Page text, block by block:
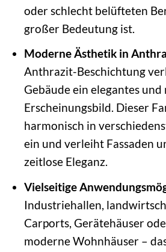
oder schlecht belüfteten
großer Bedeutung ist.
Moderne Ästhetik in
Anthrazit-Beschichtung
Gebäude ein elegantes und
Erscheinungsbild. Dieser
harmonisch in
ein und verleiht Fassaden
zeitlose Eleganz.
Vielseitige
Industriehallen,
Carports, Gerätehäuser
moderne Wohnhäuser –